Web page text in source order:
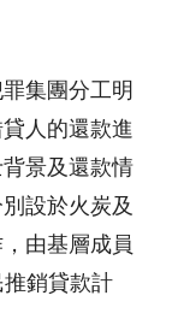
集團分工明
人的還款進
景及還款情
設於火炭及
由基層成員
銷貸款計